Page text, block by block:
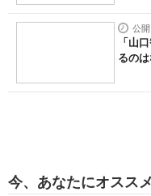
公
「山
るの
今、あなたにオススメ